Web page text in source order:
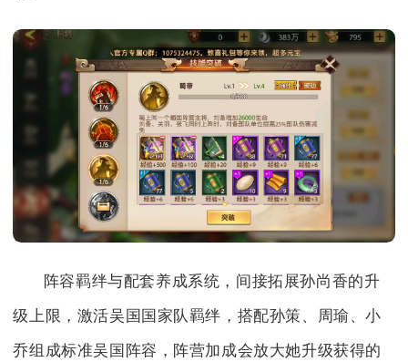
阵容羁绊与配套养成系统，间接拓展孙尚香的升
级上限，激活吴国国家队羁绊，搭配孙策、周瑜、小
乔组成标准吴国阵容，阵营加成会放大她升级获得的